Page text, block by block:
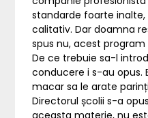
standarde foarte
calitativ. Dar doamna
spus nu, acest
De ce trebuie sa-l
conducere i s-au opus.
macar sa le arate
Directorul școlii s-a
aceasta materie, nu